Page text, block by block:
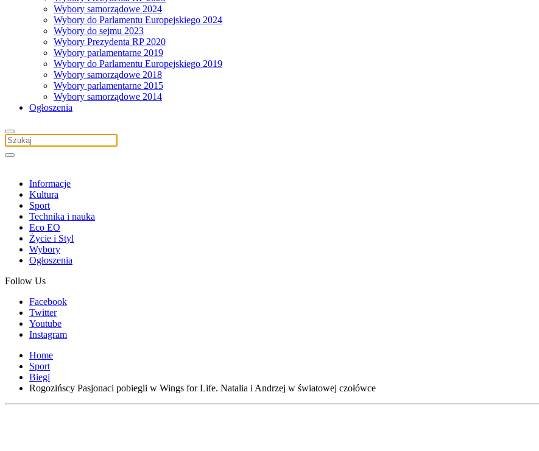
Wybory samorządowe 2024
Wybory do Parlamentu Europejskiego 2024
Wybory do sejmu 2023
Wybory Prezydenta RP 2020
Wybory parlamentarne 2019
Wybory do Parlamentu Europejskiego 2019
Wybory samorządowe 2018
Wybory parlamentarne 2015
Wybory samorządowe 2014
Ogłoszenia
Informacje
Kultura
Sport
Technika i nauka
Eco EO
Życie i Styl
Wybory
Ogłoszenia
Follow Us
Facebook
Twitter
Youtube
Instagram
Home
Sport
Biegi
Rogozińscy Pasjonaci pobiegli w Wings for Life. Natalia i Andrzej w światowej czołówce